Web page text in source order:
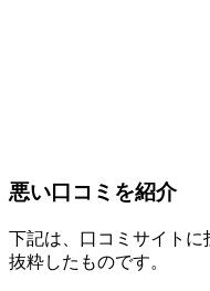
悪い口コミを紹介
下記は、口コミサイト
抜粋したものです。